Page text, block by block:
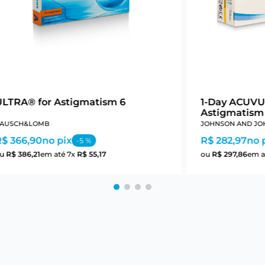
for Astigmatism 6
366,90no pix -5 %
R$ 386,21em até7x R$ 55,17
1-Day
Astigmatism
JOHNSON AND
R$ 282,97no
ou R$ 297,86em